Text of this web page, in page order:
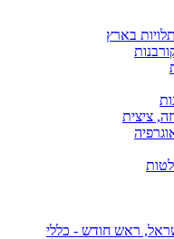
בארץ
ציצית
ראש חודש - כללי